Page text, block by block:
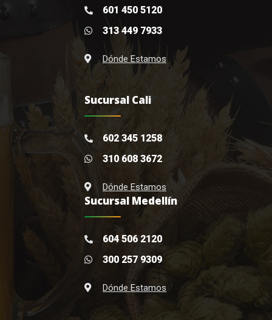
601 450 5120
313 449 7933
Dónde Estamos
Sucursal Cali
602 345 1258
310 608 3672
Dónde Estamos
Sucursal Medellín
604 506 2120
300 257 9309
Dónde Estamos